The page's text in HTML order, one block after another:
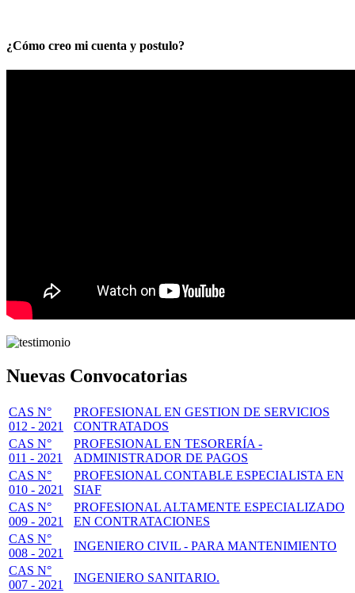
¿Cómo creo mi cuenta y postulo?
Nuevas Convocatorias
CAS N°
012 - 2021
PROFESIONAL EN GESTION DE SERVICIOS
CONTRATADOS
CAS N°
011 - 2021
PROFESIONAL EN TESORERÍA -
ADMINISTRADOR DE PAGOS
CAS N°
010 - 2021
PROFESIONAL CONTABLE ESPECIALISTA EN
SIAF
CAS N°
009 - 2021
PROFESIONAL ALTAMENTE ESPECIALIZADO
EN CONTRATACIONES
CAS N°
008 - 2021
INGENIERO CIVIL - PARA MANTENIMIENTO
CAS N°
007 - 2021
INGENIERO SANITARIO.